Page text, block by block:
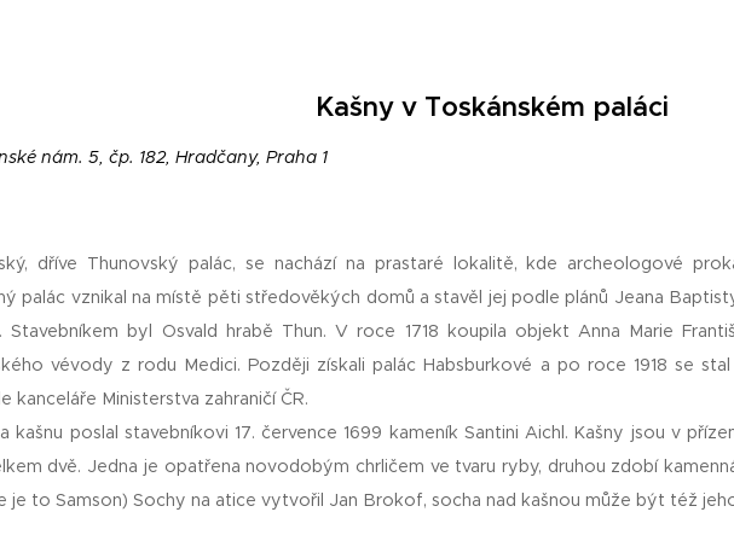
Kašny v Toskánském paláci
nám. 5, čp. 182, Hradčany, Praha 1
dříve Thunovský palác, se nachází na prastaré lokalitě, kde archeologové
palác vznikal na místě pěti středověkých domů a stavěl jej podle plánů Jeana
Stavebníkem byl Osvald hrabě Thun. V roce 1718 koupila objekt Anna Marie
vévody z rodu Medici. Později získali palác Habsburkové a po roce 1918 se
kanceláře Ministerstva zahraničí ČR.
kašnu poslal stavebníkovi 17. července 1699 kameník Santini Aichl. Kašny jsou v
dvě. Jedna je opatřena novodobým chrličem ve tvaru ryby, druhou zdobí
je to Samson) Sochy na atice vytvořil Jan Brokof, socha nad kašnou může být též